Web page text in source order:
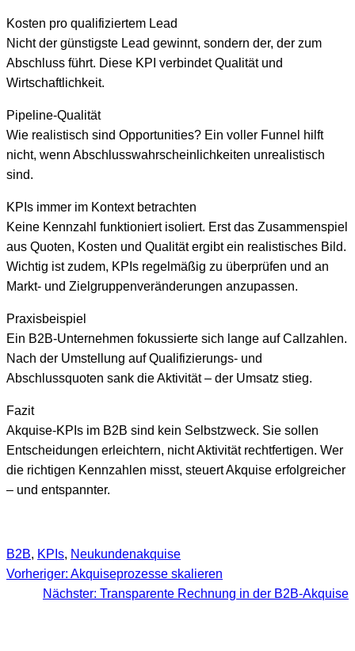
Kosten pro qualifiziertem Lead
Nicht der günstigste Lead gewinnt, sondern der, der zum
Abschluss führt. Diese KPI verbindet Qualität und
Wirtschaftlichkeit.
Pipeline-Qualität
Wie realistisch sind Opportunities? Ein voller Funnel hilft
nicht, wenn Abschlusswahrscheinlichkeiten unrealistisch
sind.
KPIs immer im Kontext betrachten
Keine Kennzahl funktioniert isoliert. Erst das Zusammenspiel
aus Quoten, Kosten und Qualität ergibt ein realistisches Bild.
Wichtig ist zudem, KPIs regelmäßig zu überprüfen und an
Markt- und Zielgruppenveränderungen anzupassen.
Praxisbeispiel
Ein B2B-Unternehmen fokussierte sich lange auf Callzahlen.
Nach der Umstellung auf Qualifizierungs- und
Abschlussquoten sank die Aktivität – der Umsatz stieg.
Fazit
Akquise-KPIs im B2B sind kein Selbstzweck. Sie sollen
Entscheidungen erleichtern, nicht Aktivität rechtfertigen. Wer
die richtigen Kennzahlen misst, steuert Akquise erfolgreicher
– und entspannter.
B2B, KPIs, Neukundenakquise
Vorheriger: Akquiseprozesse skalieren
Nächster: Transparente Rechnung in der B2B-Akquise